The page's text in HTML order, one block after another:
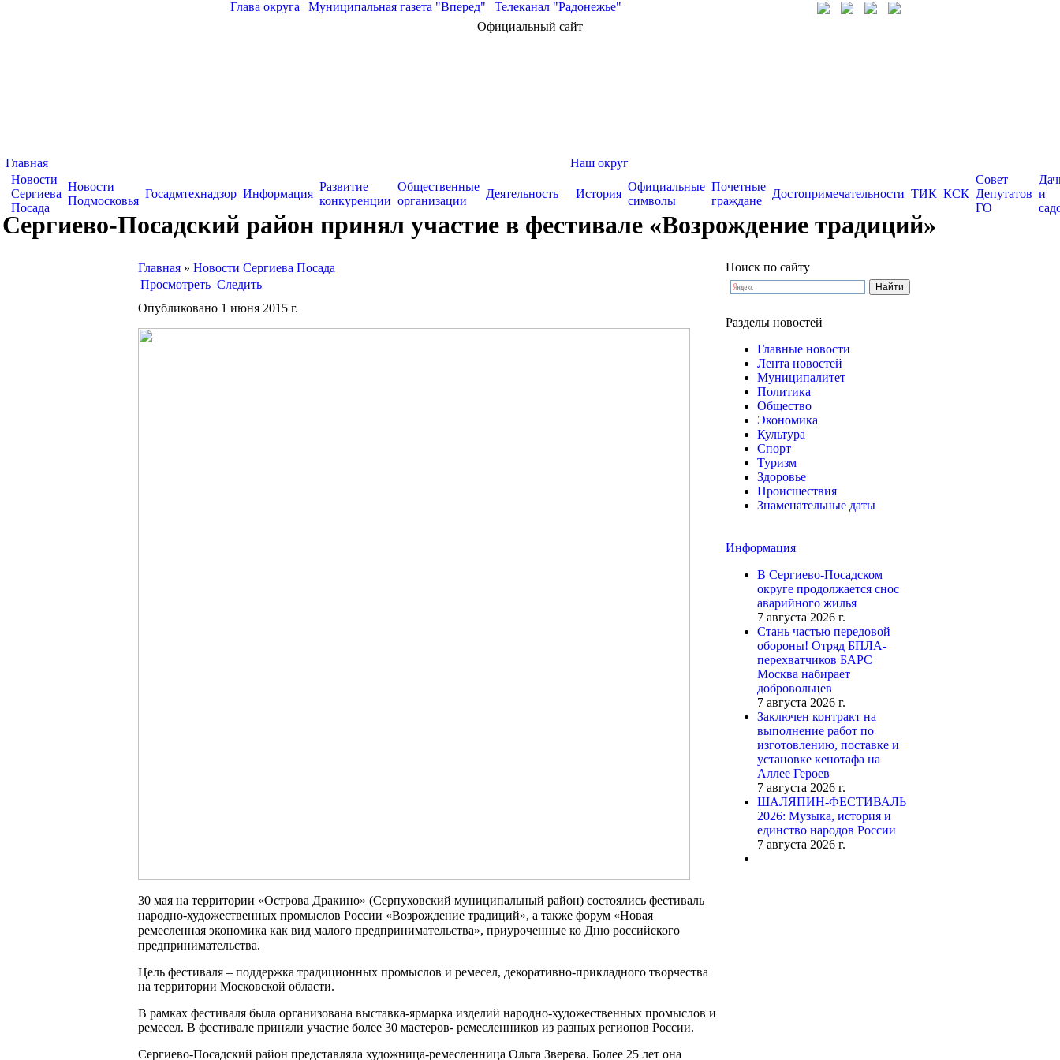
Глава округа Муниципальная газета "Вперед"
Телеканал "Радонежье"
Официальный сайт
Главная
Новости
Сергиева
Посада
Новости
Подмосковья
Госадмтехнадзор Информация
Развитие
конкуренции
Общественные
организации
Деятельность
Наш округ
История
Официальные
символы
Почетные
граждане
Достопримечательности ТИК КСК
Совет
Депутатов
ГО
и
Сергиево-Посадский район принял участие в фестивале «Возрождение традиций»
Главная » Новости Сергиева Посада
Просмотреть Следить
Опубликовано 1 июня 2015 г.
30 мая на территории «Острова Дракино» (Серпуховский муниципальный район) состоялись фестиваль
народно-художественных промыслов России «Возрождение традиций», а также форум «Новая
ремесленная экономика как вид малого предпринимательства», приуроченные ко Дню российского
предпринимательства.
Цель фестиваля – поддержка традиционных промыслов и ремесел, декоративно-прикладного творчества
на территории Московской области.
В рамках фестиваля была организована выставка-ярмарка изделий народно-художественных промыслов и
ремесел. В фестивале приняли участие более 30 мастеров- ремесленников из разных регионов России.
Сергиево-Посадский район представляла художница-ремесленница Ольга Зверева. Более 25 лет она
Поиск по сайту
Разделы новостей
Главные новости
Лента новостей
Муниципалитет
Политика
Общество
Экономика
Культура
Спорт
Туризм
Здоровье
Происшествия
Знаменательные даты
Информация
В Сергиево-Посадском
округе продолжается снос
аварийного жилья
7 августа 2026 г.
Стань частью передовой
обороны! Отряд БПЛА-
перехватчиков БАРС
Москва набирает
добровольцев
7 августа 2026 г.
Заключен контракт на
выполнение работ по
изготовлению, поставке и
установке кенотафа на
Аллее Героев
7 августа 2026 г.
ШАЛЯПИН-ФЕСТИВАЛЬ
2026: Музыка, история и
единство народов России
7 августа 2026 г.